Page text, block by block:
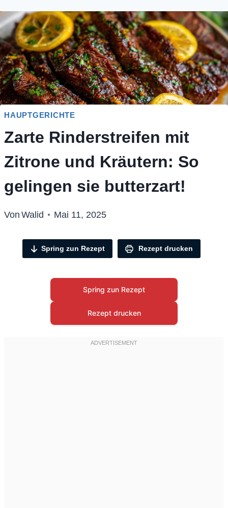
HAUPTGERICHTE
Zarte Rinderstreifen mit
Zitrone und Kräutern: So
gelingen sie butterzart!
Von Walid Mai 11, 2025
Spring zun Rezept Rezept drucken
Spring zun Rezept
Rezept drucken